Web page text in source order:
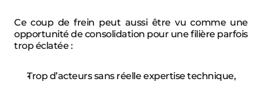
Ce coup de frein peut aussi être vu comme une
opportunité de consolidation pour une filière parfois
trop éclatée :
Trop d’acteurs sans réelle expertise technique,